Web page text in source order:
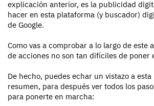
explicación anterior, es la publicidad
hacer en esta plataforma (y buscador)
de Google.
Como vas a comprobar a lo largo de este
de acciones no son tan difíciles de poner
De hecho, puedes echar un vistazo a
resumen, para después ver todos los
para ponerte en marcha: